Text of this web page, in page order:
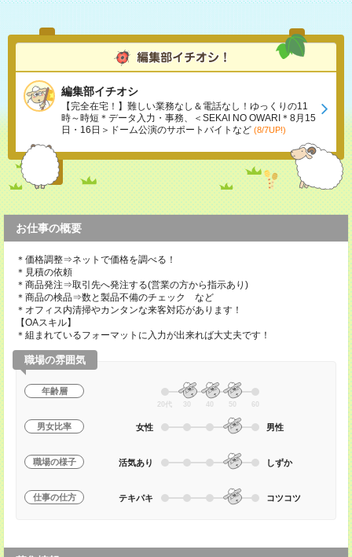
編集部イチオシ
【完全在宅！】難しい業務なし＆電話なし！ゆっくりの11
時～時短＊データ入力・事務、＜SEKAI NO OWARI＊8月15
日・16日＞ドーム公演のサポートバイトなど (8/7UP!)
お仕事の概要
＊価格調整⇒ネットで価格を調べる！
＊見積の依頼
＊商品発注⇒取引先へ発注する(営業の方から指示あり)
＊商品の検品⇒数と製品不備のチェック など
＊オフィス内清掃やカンタンな来客対応があります！
【OAスキル】
＊組まれているフォーマットに入力が出来れば大丈夫です！
職場の雰囲気
年齢層
20代 30 40 50 60
男女比率 女性 男性
職場の様子 活気あり しずか
仕事の仕方 テキパキ コツコツ